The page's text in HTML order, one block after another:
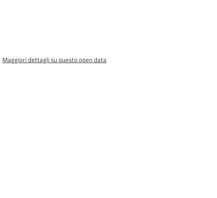
Maggiori dettagli su questo open data